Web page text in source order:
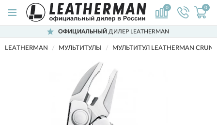
0 0
ОФИЦИАЛЬНЫЙ ДИЛЕР LEATHERMAN
LEATHERMAN МУЛЬТИТУЛЫ МУЛЬТИТУЛ LEATHERMAN